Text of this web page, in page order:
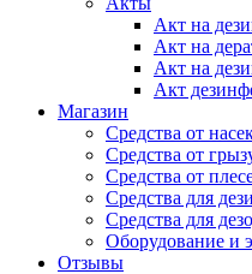
Акт на
Акт на
Акт на
Акт
Магазин
Средства от
Средства от
Средства от
Средства для
Средства для
Оборудование и
Отзывы